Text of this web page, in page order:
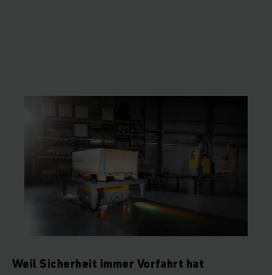
Weil Sicherheit immer Vorfahrt hat